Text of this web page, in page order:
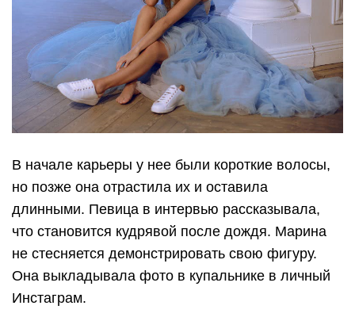
В начале карьеры у нее были короткие волосы,
но позже она отрастила их и оставила
длинными. Певица в интервью рассказывала,
что становится кудрявой после дождя. Марина
не стесняется демонстрировать свою фигуру.
Она выкладывала фото в купальнике в личный
Инстаграм.